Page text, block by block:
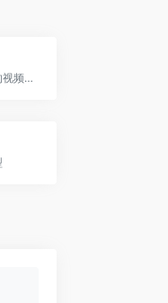
一款聚焦于 AI 驱动的视频与照片内容创作平台